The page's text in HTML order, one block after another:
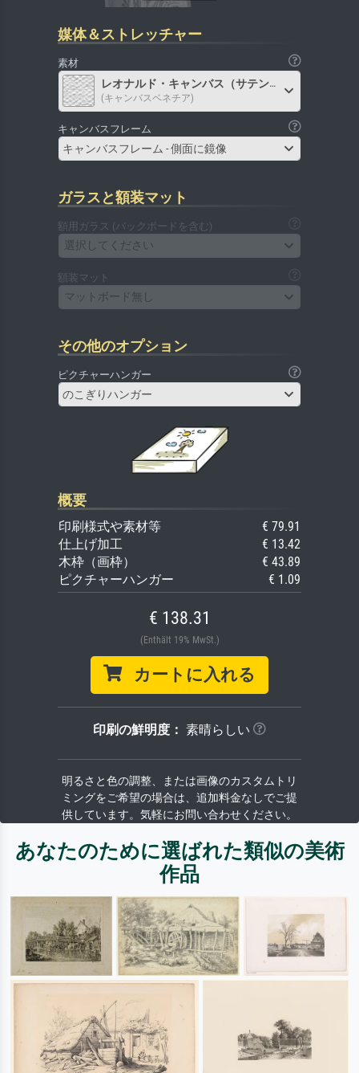
媒体＆ストレッチャー
素材
レオナルド・キャンバス（サテン）
(キャンバスベネチア)
キャンバスフレーム
キャンバスフレーム - 側面に鏡像
ガラスと額装マット
額用ガラス (バックボードを含む)
選択してください
額装マット
マットボード無し
その他のオプション
ピクチャーハンガー
のこぎりハンガー
概要
印刷様式や素材等
€ 79.91
仕上げ加工
€ 13.42
木枠（画枠）
€ 43.89
ピクチャーハンガー
€ 1.09
€ 138.31
(Enthält 19% MwSt.)
カートに入れる
印刷の鮮明度： 素晴らしい
明るさと色の調整、または画像のカスタムトリ
ミングをご希望の場合は、追加料金なしでご提
供しています。気軽にお問い合わせください。
あなたのために選ばれた類似の美術
作品